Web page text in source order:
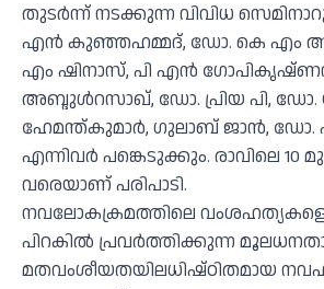
തുടർന്ന് നടക്കുന്ന വിവിധ
എൻ കുഞ്ഞഹമ്മദ്, ഡോ. കെ എം
എം ഷിനാസ്, പി എൻ
അബ്ദുൾറസാഖ്, ഡോ. പ്രിയ പി,
ഹേമന്ത്കുമാർ, ഗുലാബ് ജാൻ, ഡോ.
എന്നിവർ പങ്കെടുക്കും. രാവിലെ 10
വരെയാണ് പരിപാടി.
നവലോകക്രമത്തിലെ
പിറകിൽ പ്രവർത്തിക്കുന്ന
മതവംശീയതയിലധിഷ്ഠിതമായ